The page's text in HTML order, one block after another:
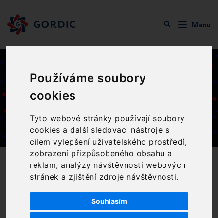
Používáme soubory
cookies
Tyto webové stránky používají soubory
cookies a další sledovací nástroje s
cílem vylepšení uživatelského prostředí,
zobrazení přizpůsobeného obsahu a
reklam, analýzy návštěvnosti webových
stránek a zjištění zdroje návštěvnosti.
Souhlasím
Menu
Veřejná správa
Ekonomika
Poukazy
CHARAKTERISTIKA PRODUKTU
Zpracování výdajových
a příjmových poukazů,